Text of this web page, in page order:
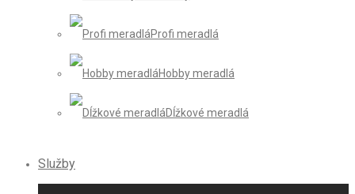
Profi meradlá
Hobby meradlá
Dĺžkové meradlá
Služby